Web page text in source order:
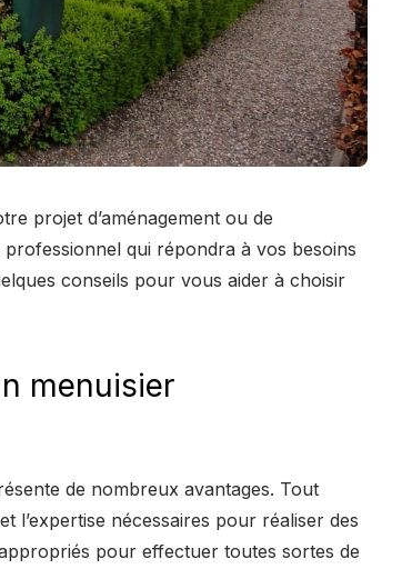
projet d’aménagement ou de
qui répondra à vos besoins
conseils pour vous aider à choisir
menuisier
de nombreux avantages. Tout
l’expertise nécessaires pour réaliser des
pour effectuer toutes sortes de